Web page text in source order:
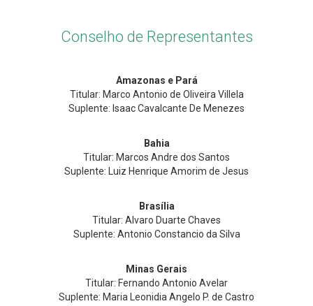
Conselho de Representantes
Amazonas e Pará
Titular: Marco Antonio de Oliveira Villela
Suplente: Isaac Cavalcante De Menezes
Bahia
Titular: Marcos Andre dos Santos
Suplente: Luiz Henrique Amorim de Jesus
Brasília
Titular: Alvaro Duarte Chaves
Suplente: Antonio Constancio da Silva
Minas Gerais
Titular: Fernando Antonio Avelar
Suplente: Maria Leonidia Angelo P. de Castro